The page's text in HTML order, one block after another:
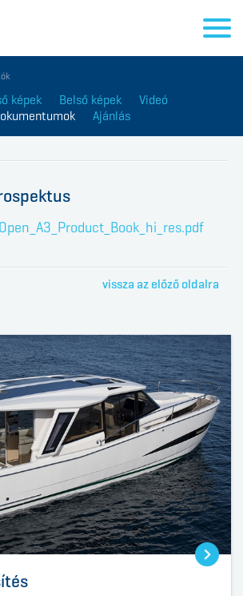
képek Belső képek
Videó
Ajánlás
vissza az előző oldalra